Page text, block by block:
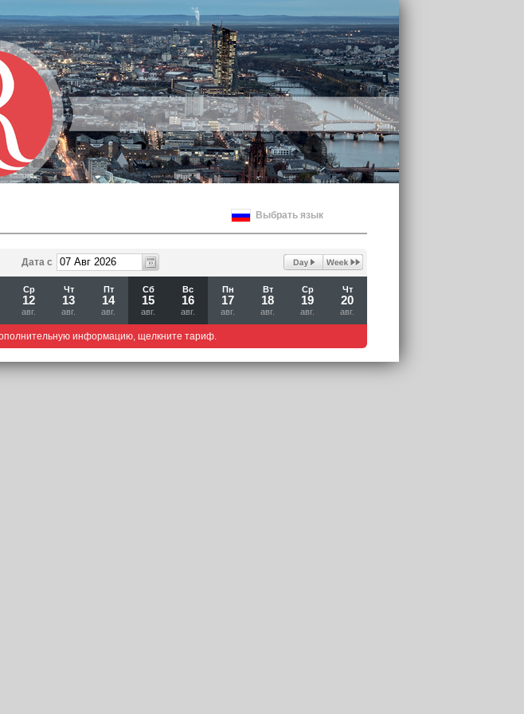
Выбрать язык
Дата с
Ср
12
авг.
Чт
13
авг.
Пт
14
авг.
Сб
15
авг.
Вс
16
авг.
Пн
17
авг.
Вт
18
авг.
Ср
19
авг.
Чт
20
авг.
информацию, щелкните тариф.